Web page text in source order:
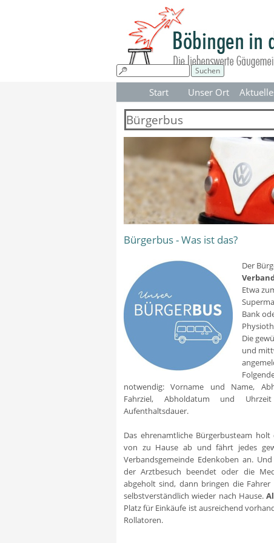
Start Unser Ort ▼
Suchen
Bürgerbus
Bürgerbus - Was ist das?
Der
Etwa
Bank
Die
und
notwendig: Vorname und Name,
Fahrziel, Abholdatum und
Aufenthaltsdauer.
Das ehrenamtliche Bürgerbusteam
von zu Hause ab und fährt jedes
Verbandsgemeinde Edenkoben an.
der Arztbesuch beendet oder die
abgeholt sind, dann bringen die
selbstverständlich wieder nach Hause.
Platz für Einkäufe ist ausreichend
Rollatoren.